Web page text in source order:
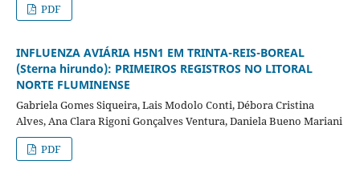
PDF
INFLUENZA AVIÁRIA H5N1 EM TRINTA-REIS-BOREAL
(Sterna hirundo): PRIMEIROS REGISTROS NO LITORAL
NORTE FLUMINENSE
Gabriela Gomes Siqueira, Lais Modolo Conti, Débora Cristina
Alves, Ana Clara Rigoni Gonçalves Ventura, Daniela Bueno Mariani
PDF